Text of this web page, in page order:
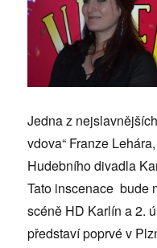
Jedna z
vdova“ Franze
Hudebního divadla
Tato inscenace bude
scéně HD Karlín a 2.
představí poprvé v